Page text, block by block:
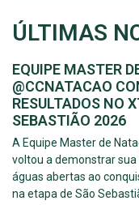
ÚLTIMAS
EQUIPE MASTER
@CCNATACAO
RESULTADOS NO
SEBASTIÃO 2026
A Equipe Master de
voltou a demonstrar
águas abertas ao
na etapa de São